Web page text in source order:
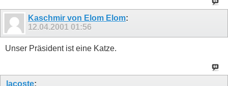
Kaschmir von Elom Elom:
12.04.2001 01:56
Unser Präsident ist eine Katze.
lacoste: